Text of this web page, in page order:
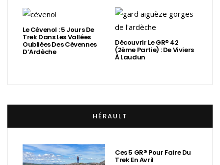
Le Cévenol : 5 Jours De
Trek Dans Les Vallées
Oubliées Des Cévennes
D’Ardèche
Découvrir Le GR® 42
(2ème Partie) : De Viviers
À Laudun
HÉRAULT
Ces 5 GR® Pour Faire Du
Trek En Avril